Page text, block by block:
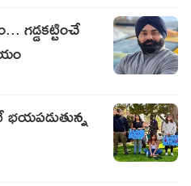
గడ్డకట్టించే